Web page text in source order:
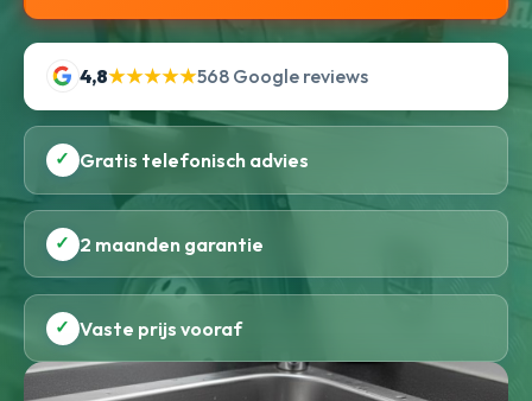
4,8★★★★★568 Google reviews
✓ Gratis telefonisch advies
✓ 2 maanden garantie
✓ Vaste prijs vooraf